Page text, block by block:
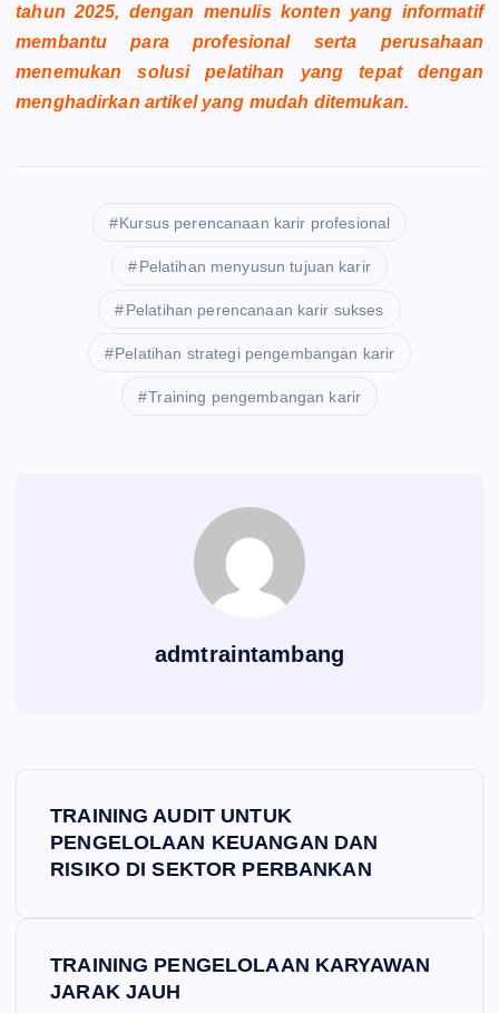
tahun 2025, dengan menulis konten yang informatif
membantu para profesional serta perusahaan
menemukan solusi pelatihan yang tepat dengan
menghadirkan artikel yang mudah ditemukan.
Kursus perencanaan karir profesional
Pelatihan menyusun tujuan karir
Pelatihan perencanaan karir sukses
Pelatihan strategi pengembangan karir
Training pengembangan karir
admtraintambang
TRAINING AUDIT UNTUK
PENGELOLAAN KEUANGAN DAN
RISIKO DI SEKTOR PERBANKAN
TRAINING PENGELOLAAN KARYAWAN
JARAK JAUH